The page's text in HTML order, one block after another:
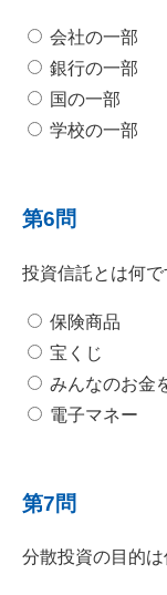
会社の一部
銀行の一部
国の一部
学校の一部
第6問
投資信託とは何で
保険商品
宝くじ
みんなのお金
電子マネー
第7問
分散投資の目的は